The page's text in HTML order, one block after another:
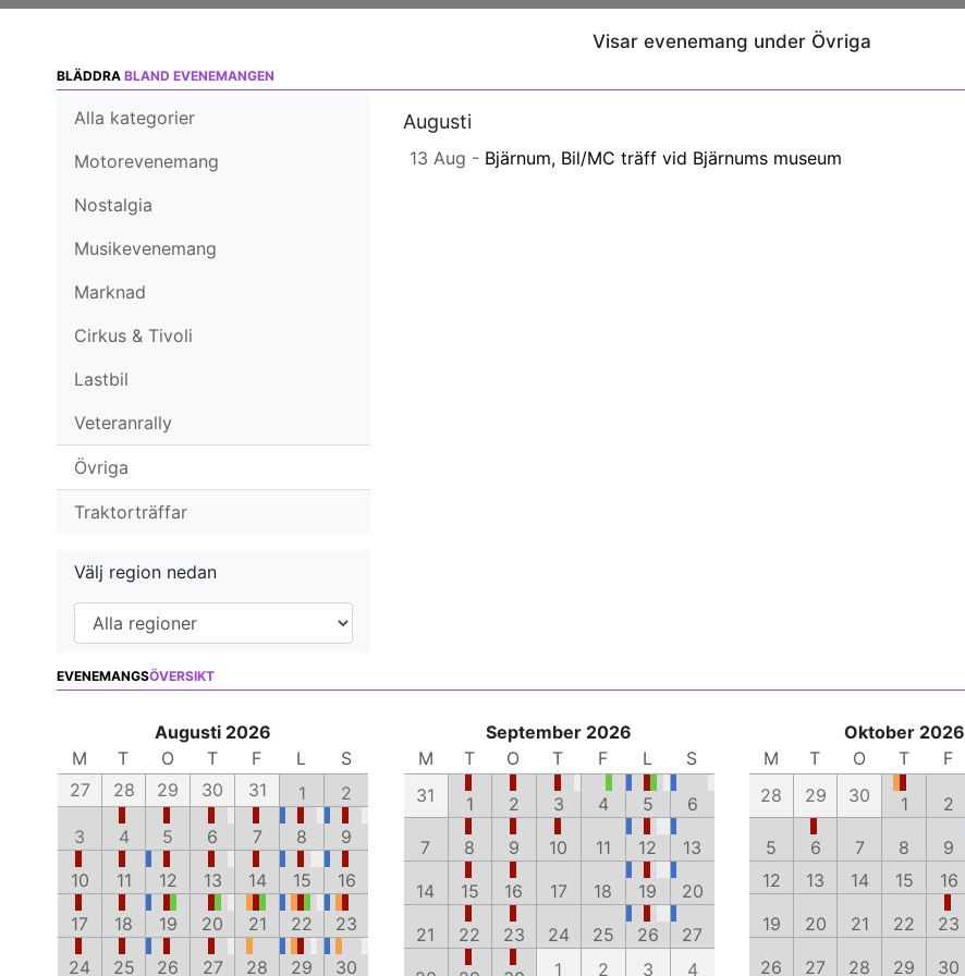
Visar evenemang under Övriga
BLÄDDRA BLAND EVENEMANGEN
Alla kategorier
Motorevenemang
Nostalgia
Musikevenemang
Marknad
Cirkus & Tivoli
Lastbil
Veteranrally
Övriga
Traktorträffar
Välj region nedan
Augusti
13 Aug - Bjärnum, Bil/MC träff vid Bjärnums museum
EVENEMANGSÖVERSIKT
Augusti 2026
M
T O T F L
S
27
28 29 30 31 1
2
3
4 5 6 7 8
9
10
11 12 13 14 15
16
17
18 19 20 21 22
23
24
25 26 27 28 29 30
September 2026
M
T O T F L
S
31
1 2 3 4 5
6
7
8 9 10 11 12
13
14
15 16 17 18 19
20
21
22 23 24 25 26
27
1 2 3 4
Oktober 2026
M
T O T F
28
29 30 1 2
5
6 7 8 9
12
13 14 15 16
19
20 21 22 23
26
27 28 29 30